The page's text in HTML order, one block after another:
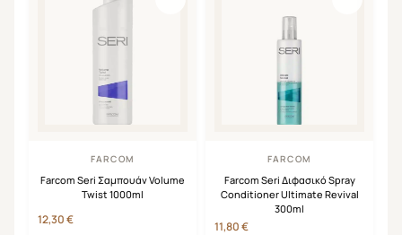
FARCOM
Farcom Seri Σαμπουάν Volume
Twist 1000ml
12,30€
FARCOM
Farcom Seri Διφασικό Spray
Conditioner Ultimate Revival
300ml
11,80€